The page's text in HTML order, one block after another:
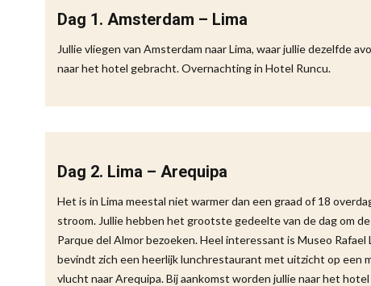
Dag 1. Amsterdam – Lima
Jullie vliegen van Amsterdam naar Lima, waar jullie dezelfde
naar het hotel gebracht. Overnachting in Hotel Runcu.
Dag 2. Lima – Arequipa
Het is in Lima meestal niet warmer dan een graad of 18
stroom. Jullie hebben het grootste gedeelte van de dag om
Parque del Almor bezoeken. Heel interessant is Museo
bevindt zich een heerlijk lunchrestaurant met uitzicht op een
vlucht naar Arequipa. Bij aankomst worden jullie naar het